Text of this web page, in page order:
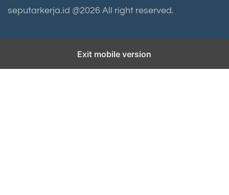
seputarkerja.id @2026 All right reserved.
Exit mobile version